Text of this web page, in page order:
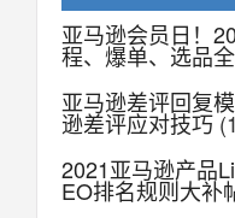
亚马逊会员日！
程、爆单、选品全
亚马逊差评回复
逊差评应对技巧
2021亚马逊产品
EO排名规则大补